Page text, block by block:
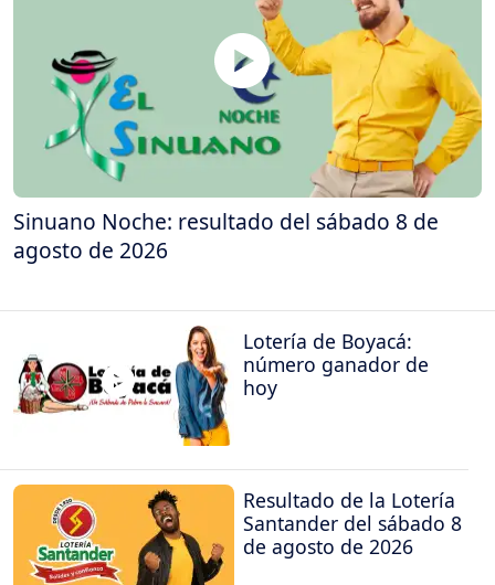
Sinuano Noche: resultado del sábado 8 de
agosto de 2026
Lotería de Boyacá:
número ganador de
hoy
Resultado de la Lotería
Santander del sábado 8
de agosto de 2026